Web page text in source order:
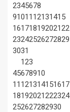
2345678
91011 12131415
16171819202122
23242526272829
3031
123
45678910
11 121314151617
18192021222324
252627282930